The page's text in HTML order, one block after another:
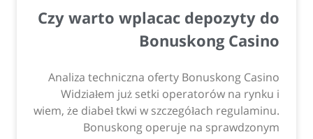
Czy warto wplacac depozyty do
Bonuskong Casino
Analiza techniczna oferty Bonuskong Casino
Widziałem już setki operatorów na rynku i
wiem, że diabeł tkwi w szczegółach regulaminu.
Bonuskong operuje na sprawdzonym